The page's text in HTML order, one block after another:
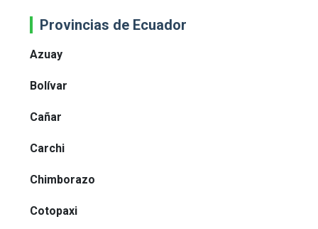
Provincias de Ecuador
Azuay
Bolívar
Cañar
Carchi
Chimborazo
Cotopaxi